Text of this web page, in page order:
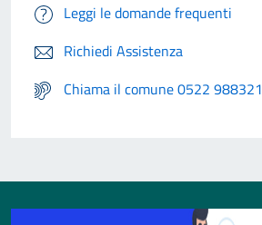
Leggi le domande frequenti
Richiedi Assistenza
Chiama il comune 0522 988321